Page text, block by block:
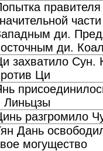
ди.
ди.
захватило Сун.
Ци
Линьцзы
разгромило
Дань
могущество